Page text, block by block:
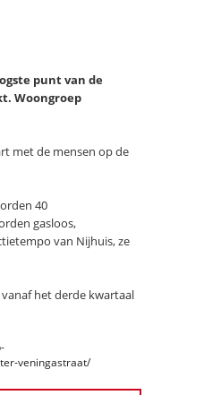
punt van de
Woongroep
met de mensen op de
40
gasloos,
van Nijhuis, ze
het derde kwartaal
veningastraat/